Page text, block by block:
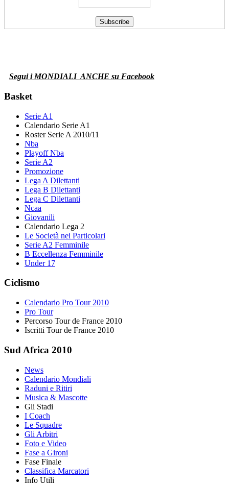
Segui i MONDIALI ANCHE su Facebook
Basket
Serie A1
Calendario Serie A1
Roster Serie A 2010/11
Nba
Playoff Nba
Serie A2
Promozione
Lega A Dilettanti
Lega B Dilettanti
Lega C Dilettanti
Ncaa
Giovanili
Calendario Lega 2
Le Società nei Particolari
Serie A2 Femminile
B Eccellenza Femminile
Under 17
Ciclismo
Calendario Pro Tour 2010
Pro Tour
Percorso Tour de France 2010
Iscritti Tour de France 2010
Sud Africa 2010
News
Calendario Mondiali
Raduni e Ritiri
Musica & Mascotte
Gli Stadi
I Coach
Le Squadre
Gli Arbitri
Foto e Video
Fase a Gironi
Fase Finale
Classifica Marcatori
Info Utili